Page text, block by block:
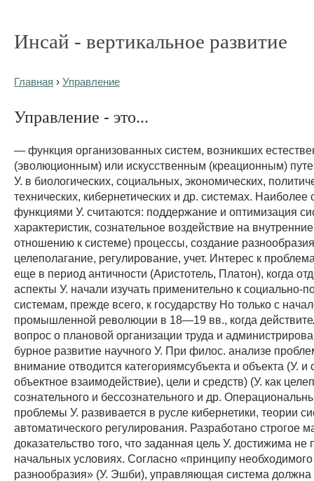
Инсай - вертикальное развитие
Главная › Управление
Управление - это...
— функция организованных систем, возникших
(эволюционным) или искусственным (креационным)
У. в биологических, социальных, экономических,
технических, кибернетических и др. системах.
функциями У. считаются: поддержание и оптимизация
характеристик, сознательное воздействие на
отношению к системе) процессы, создание
целеполагание, регулирование, учет. Интерес к
еще в период античности (Аристотель, Платон), когда
аспекты У. начали изучать применительно к социально-
системам, прежде всего, к государству Но только с
промышленной революции в 18—19 вв., когда
вопрос о плановой организации труда и
бурное развитие научного У. При филос. анализе
внимание отводится категориямсубъекта и объекта (У. и
объектное взаимодействие), цели и средств) (У. как
сознательного и бессознательного и др.
проблемы У. развивается в русле кибернетики, теории
автоматического регулирования. Разработано строгое
доказательство того, что заданная цель У. достижима
начальных условиях. Согласно «принципу необходимого
разнообразия» (У. Эшби), управляющая система должна